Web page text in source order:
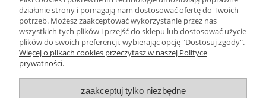
Więcej opinii
Pomoc
Moje konto
działanie strony i pomagają nam dostosować ofertę do Twoich
potrzeb. Możesz zaakceptować wykorzystanie przez nas
wszystkich tych plików i przejść do sklepu lub dostosować użycie
plików do swoich preferencji, wybierając opcję "Dostosuj zgody".
Więcej o plikach cookies przeczytasz w naszej Polityce
prywatności.
zaakceptuj tylko niezbędne